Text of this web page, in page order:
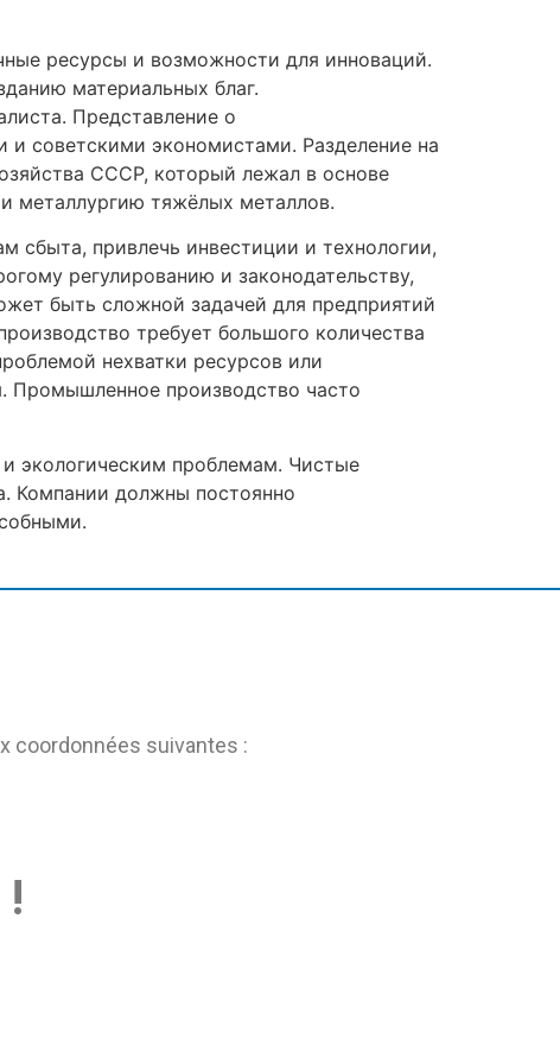
ресурсы и возможности для инноваций.
материальных благ.
Представление о
советскими экономистами. Разделение на
СССР, который лежал в основе
металлургию тяжёлых металлов.
сбыта, привлечь инвестиции и технологии,
регулированию и законодательству,
быть сложной задачей для предприятий
требует большого количества
нехватки ресурсов или
Промышленное производство часто
экологическим проблемам. Чистые
Компании должны постоянно
coordonnées suivantes :